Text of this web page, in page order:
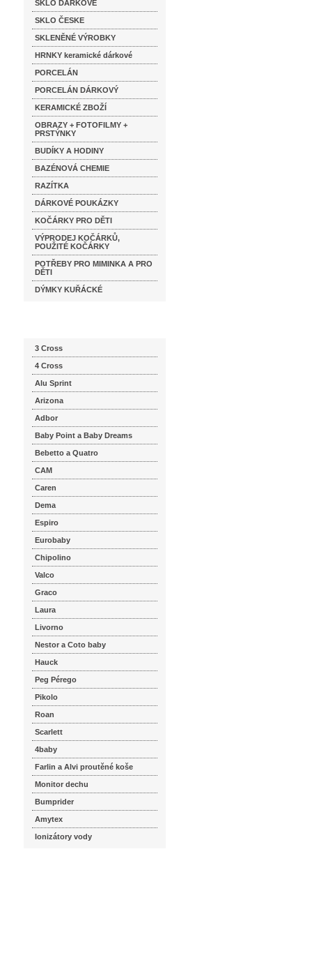
SKLO DÁRKOVÉ
SKLO ČESKE
SKLENĚNÉ VÝROBKY
HRNKY keramické dárkové
PORCELÁN
PORCELÁN DÁRKOVÝ
KERAMICKÉ ZBOŽÍ
OBRAZY + FOTOFILMY +
PRSTÝNKY
BUDÍKY A HODINY
BAZÉNOVÁ CHEMIE
RAZÍTKA
DÁRKOVÉ POUKÁZKY
KOČÁRKY PRO DĚTI
VÝPRODEJ KOČÁRKŮ,
POUŽITÉ KOČÁRKY
POTŘEBY PRO MIMINKA A PRO
DĚTI
DÝMKY KUŘÁCKÉ
3 Cross
4 Cross
Alu Sprint
Arizona
Adbor
Baby Point a Baby Dreams
Bebetto a Quatro
CAM
Caren
Dema
Espiro
Eurobaby
Chipolino
Valco
Graco
Laura
Livorno
Nestor a Coto baby
Hauck
Peg Pérego
Pikolo
Roan
Scarlett
4baby
Farlin a Alvi proutěné koše
Monitor dechu
Bumprider
Amytex
Ionizátory vody